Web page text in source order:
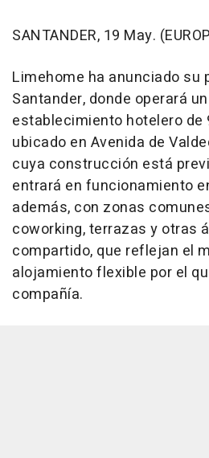
SANTANDER, 19 May.
Limehome ha anunciado su
Santander, donde operará
establecimiento hotelero de
ubicado en Avenida de
cuya construcción está
entrará en funcionamiento
además, con zonas
coworking, terrazas y otras
compartido, que reflejan el
alojamiento flexible por el
compañía.